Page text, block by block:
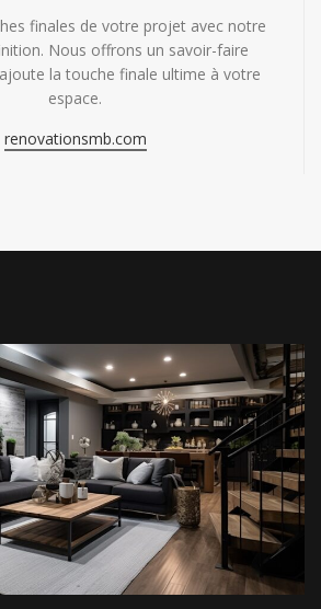
finales de votre projet avec notre
Nous offrons un savoir-faire
la touche finale ultime à votre
espace.
renovationsmb.com